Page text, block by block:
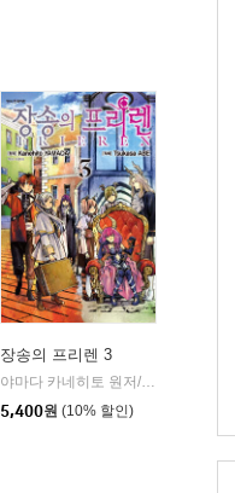
| 학산문화사
장송의 프리렌 3
야마다 카네히토 원저/아베 츠카사 글그림
5,400원 (10% 할인)